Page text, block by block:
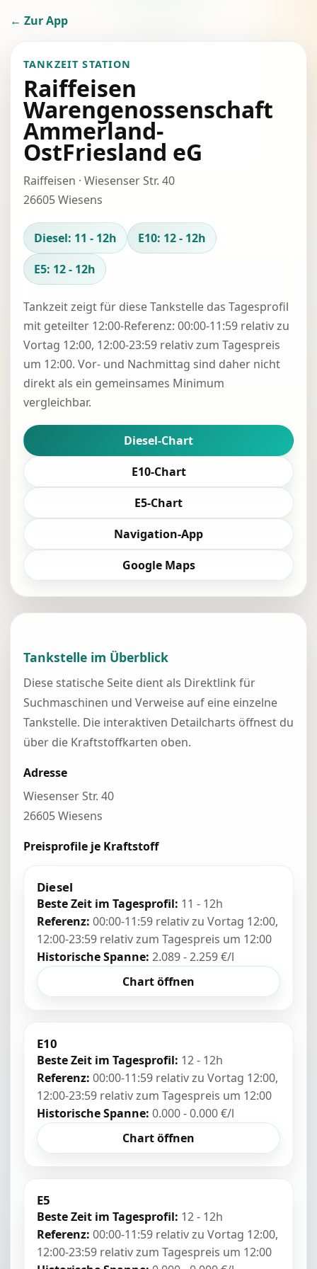
← Zur App
TANKZEIT STATION
Raiffeisen
Warengenossenschaft
Ammerland-
OstFriesland eG
Raiffeisen · Wiesenser Str. 40
26605 Wiesens
Diesel: 11 - 12h
E10: 12 - 12h
E5: 12 - 12h
Tankzeit zeigt für diese Tankstelle das Tagesprofil
mit geteilter 12:00-Referenz: 00:00-11:59 relativ zu
Vortag 12:00, 12:00-23:59 relativ zum Tagespreis
um 12:00. Vor- und Nachmittag sind daher nicht
direkt als ein gemeinsames Minimum
vergleichbar.
Diesel-Chart
E10-Chart
E5-Chart
Navigation-App
Google Maps
Tankstelle im Überblick
Diese statische Seite dient als Direktlink für
Suchmaschinen und Verweise auf eine einzelne
Tankstelle. Die interaktiven Detailcharts öffnest du
über die Kraftstoffkarten oben.
Adresse
Wiesenser Str. 40
26605 Wiesens
Preisprofile je Kraftstoff
Diesel
Beste Zeit im Tagesprofil: 11 - 12h
Referenz: 00:00-11:59 relativ zu Vortag 12:00,
12:00-23:59 relativ zum Tagespreis um 12:00
Historische Spanne: 2.089 - 2.259 €/l
Chart öffnen
E10
Beste Zeit im Tagesprofil: 12 - 12h
Referenz: 00:00-11:59 relativ zu Vortag 12:00,
12:00-23:59 relativ zum Tagespreis um 12:00
Historische Spanne: 0.000 - 0.000 €/l
Chart öffnen
E5
Beste Zeit im Tagesprofil: 12 - 12h
Referenz: 00:00-11:59 relativ zu Vortag 12:00,
12:00-23:59 relativ zum Tagespreis um 12:00